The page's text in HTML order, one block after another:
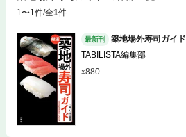
1〜1件/全1件
最新刊
築地場外寿司ガイド
TABILISTA編集部
880